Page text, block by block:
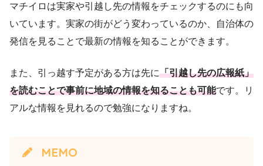
マチイロは実家や引越し先の情報をチェックするのにも向
いています。実家の街がどう変わっているのか、自治体の
発信を見ることで最新の情報を知ることができます。
また、引っ越す予定がある方は先に「引越し先の広報紙」
を読むことで事前に地域の情報を知ることも可能です。リ
アルな情報を見れるので勉強になりますね。
MEMO